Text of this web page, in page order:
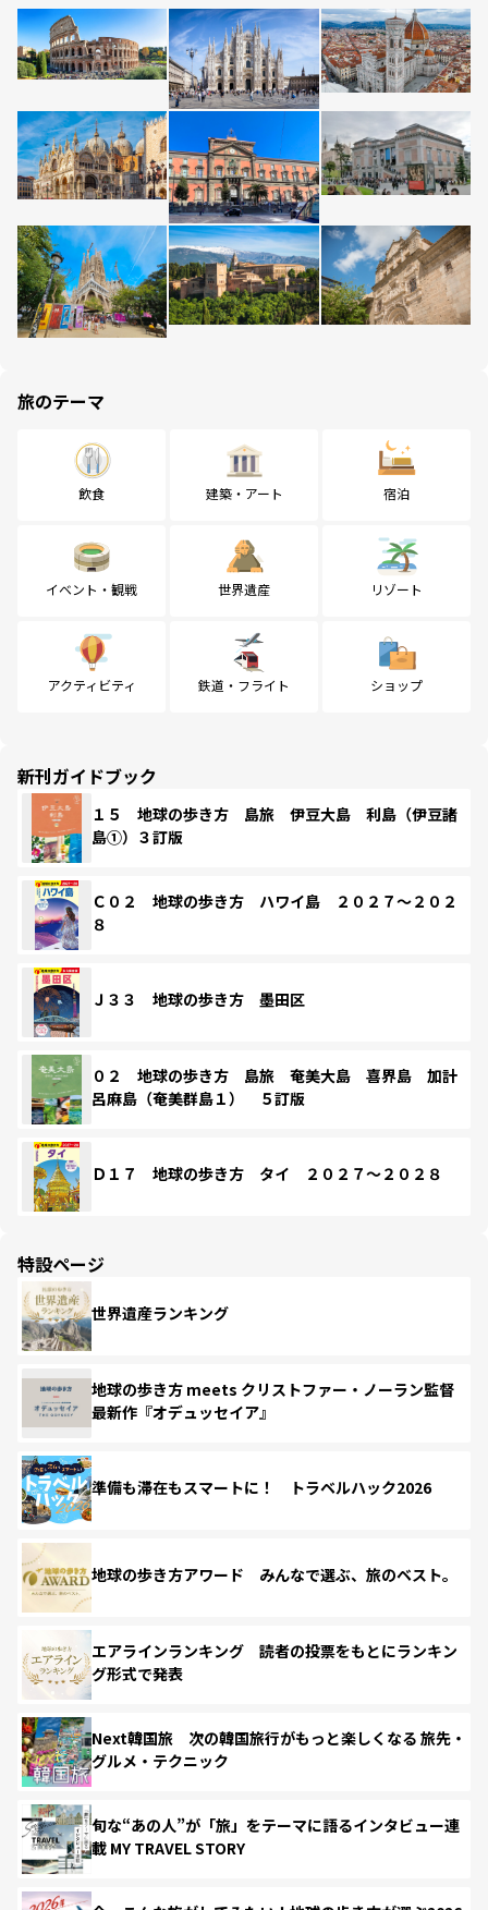
旅のテーマ
飲食 建築・アート 宿泊
イベント・観戦 世界遺産 リゾート
アクティビティ 鉄道・フライト ショップ
新刊ガイドブック
１５ 地球の歩き方 島旅 伊豆大島 利島（伊豆諸
島①）３訂版
Ｃ０２ 地球の歩き方 ハワイ島 ２０２７～２０２
８
Ｊ３３ 地球の歩き方 墨田区
０２ 地球の歩き方 島旅 奄美大島 喜界島 加計
呂麻島（奄美群島１） ５訂版
Ｄ１７ 地球の歩き方 タイ ２０２７～２０２８
特設ページ
世界遺産ランキング
地球の歩き方 meets クリストファー・ノーラン監督
最新作『オデュッセイア』
準備も滞在もスマートに！ トラベルハック2026
地球の歩き方アワード みんなで選ぶ、旅のベスト。
エアラインランキング 読者の投票をもとにランキン
グ形式で発表
Next韓国旅 次の韓国旅行がもっと楽しくなる 旅先・
グルメ・テクニック
旬な“あの人”が「旅」をテーマに語るインタビュー連
載 MY TRAVEL STORY